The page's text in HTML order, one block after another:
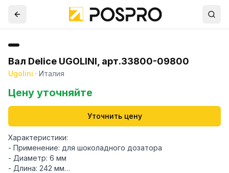
Вал Delice UGOLINI, арт.33800-09800
Ugolini · Италия
Цену уточняйте
Уточнить цену
Характеристики:
- Применение: для шоколадного дозатора
- Диаметр: 6 мм
- Длина: 242 мм